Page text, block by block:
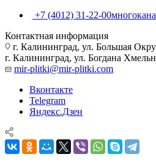
+7 (4012) 31-22-00
Контактная информация
г. Калининград, ул. Большая
г. Калининград, ул. Богдана
mir-plitki@mir-plitki.com
Вконтакте
Telegram
Яндекс.Дзен